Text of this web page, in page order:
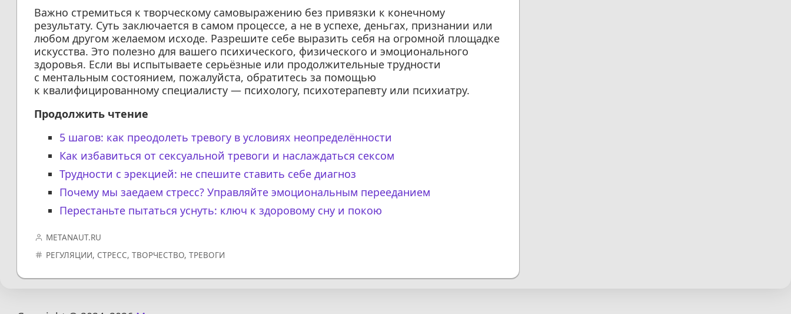
Важно стремиться к творческому самовыражению без привязки к конечному
результату. Суть заключается в самом процессе, а не в успехе, деньгах, признании или
любом другом желаемом исходе. Разрешите себе выразить себя на огромной площадке
искусства. Это полезно для вашего психического, физического и эмоционального
здоровья. Если вы испытываете серьёзные или продолжительные трудности
с ментальным состоянием, пожалуйста, обратитесь за помощью
к квалифицированному специалисту — психологу, психотерапевту или психиатру.
Продолжить чтение
5 шагов: как преодолеть тревогу в условиях неопределённости
Как избавиться от сексуальной тревоги и наслаждаться сексом
Трудности с эрекцией: не спешите ставить себе диагноз
Почему мы заедаем стресс? Управляйте эмоциональным перееданием
Перестаньте пытаться уснуть: ключ к здоровому сну и покою
METANAUT.RU
РЕГУЛЯЦИИ, СТРЕСС,ТВОРЧЕСТВО,ТРЕВОГИ